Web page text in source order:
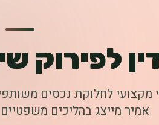
לפירוק
מקצועי לחלוקת נכסים
אמיר מייצג בהליכים